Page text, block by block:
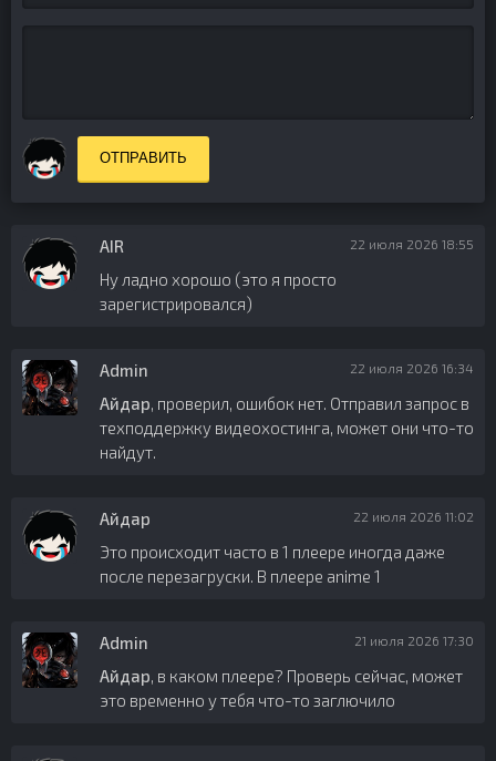
ОТПРАВИТЬ
AIR 22 июля 2026 18:55
Ну ладно хорошо (это я просто
зарегистрировался)
Admin 22 июля 2026 16:34
Айдар, проверил, ошибок нет. Отправил запрос в
техподдержку видеохостинга, может они что-то
найдут.
Айдар 22 июля 2026 11:02
Это происходит часто в 1 плеере иногда даже
после перезагруски. В плеере anime 1
Admin 21 июля 2026 17:30
Айдар, в каком плеере? Проверь сейчас, может
это временно у тебя что-то заглючило